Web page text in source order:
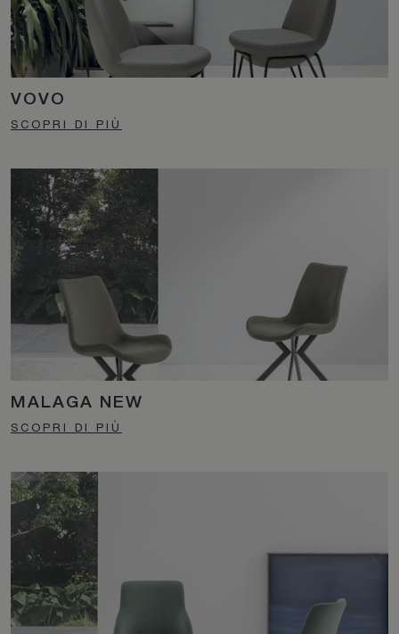
VOVO
SCOPRI DI PIÙ
MALAGA NEW
SCOPRI DI PIÙ